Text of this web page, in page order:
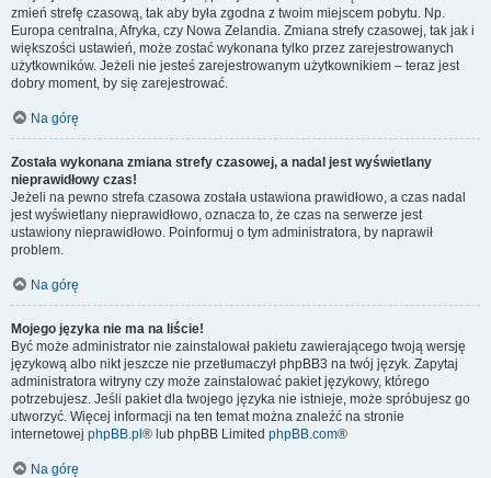
zmień strefę czasową, tak aby była zgodna z twoim miejscem pobytu. Np.
Europa centralna, Afryka, czy Nowa Zelandia. Zmiana strefy czasowej, tak jak i
większości ustawień, może zostać wykonana tylko przez zarejestrowanych
użytkowników. Jeżeli nie jesteś zarejestrowanym użytkownikiem – teraz jest
dobry moment, by się zarejestrować.
Na górę
Została wykonana zmiana strefy czasowej, a nadal jest wyświetlany
nieprawidłowy czas!
Jeżeli na pewno strefa czasowa została ustawiona prawidłowo, a czas nadal
jest wyświetlany nieprawidłowo, oznacza to, że czas na serwerze jest
ustawiony nieprawidłowo. Poinformuj o tym administratora, by naprawił
problem.
Na górę
Mojego języka nie ma na liście!
Być może administrator nie zainstalował pakietu zawierającego twoją wersję
językową albo nikt jeszcze nie przetłumaczył phpBB3 na twój język. Zapytaj
administratora witryny czy może zainstalować pakiet językowy, którego
potrzebujesz. Jeśli pakiet dla twojego języka nie istnieje, może spróbujesz go
utworzyć. Więcej informacji na ten temat można znaleźć na stronie
internetowej phpBB.pl ® lub phpBB Limited phpBB.com®
Na górę